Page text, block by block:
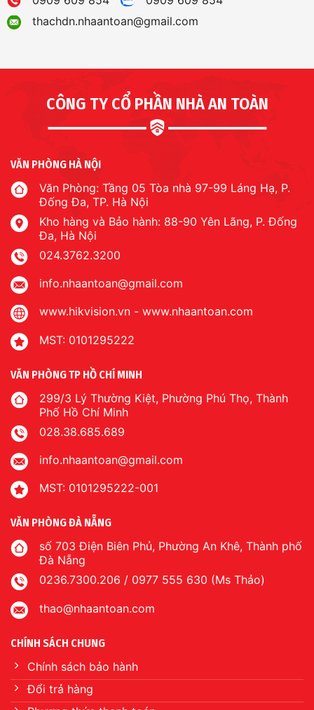
thachdn.nhaantoan@gmail.com
CÔNG TY CỔ PHẦN NHÀ AN TOÀN
VĂN PHÒNG HÀ NỘI
Văn Phòng: Tầng 05 Tòa nhà 97-99 Láng Hạ, P.
Đống Đa, TP. Hà Nội
Kho hàng và Bảo hành: 88-90 Yên Lãng, P. Đống
Đa, Hà Nội
024.3762.3200
info.nhaantoan@gmail.com
www.hikvision.vn - www.nhaantoan.com
MST: 0101295222
VĂN PHÒNG TP HỒ CHÍ MINH
299/3 Lý Thường Kiệt, Phường Phú Thọ, Thành
Phố Hồ Chí Minh
028.38.685.689
info.nhaantoan@gmail.com
MST: 0101295222-001
VĂN PHÒNG ĐÀ NẴNG
số 703 Điện Biên Phủ, Phường An Khê, Thành phố
Đà Nẵng
0236.7300.206 / 0977 555 630 (Ms Thảo)
thao@nhaantoan.com
CHÍNH SÁCH CHUNG
Chính sách bảo hành
Đổi trả hàng